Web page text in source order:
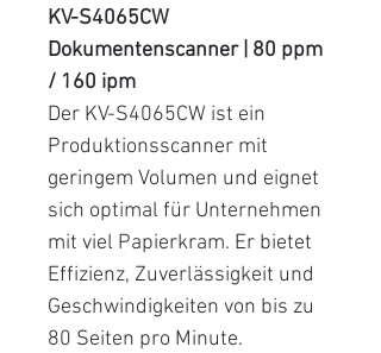
KV-S4065CW
Dokumentenscanner | 80 ppm
/ 160 ipm
Der KV-S4065CW ist ein
Produktionsscanner mit
geringem Volumen und eignet
sich optimal für Unternehmen
mit viel Papierkram. Er bietet
Effizienz, Zuverlässigkeit und
Geschwindigkeiten von bis zu
80 Seiten pro Minute.